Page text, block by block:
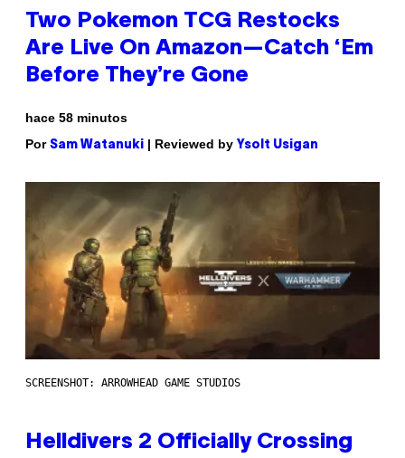
Two Pokemon TCG Restocks
Are Live On Amazon—Catch ‘Em
Before They’re Gone
hace 58 minutos
Por Sam Watanuki | Reviewed by Ysolt Usigan
SCREENSHOT: ARROWHEAD GAME STUDIOS
Helldivers 2 Officially Crossing